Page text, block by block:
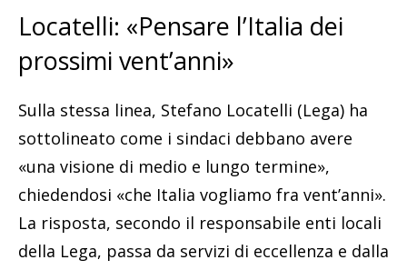
Locatelli: «Pensare l’Italia dei
prossimi vent’anni»
Sulla stessa linea, Stefano Locatelli (Lega) ha
sottolineato come i sindaci debbano avere
«una visione di medio e lungo termine»,
chiedendosi «che Italia vogliamo fra vent’anni».
La risposta, secondo il responsabile enti locali
della Lega, passa da servizi di eccellenza e dalla